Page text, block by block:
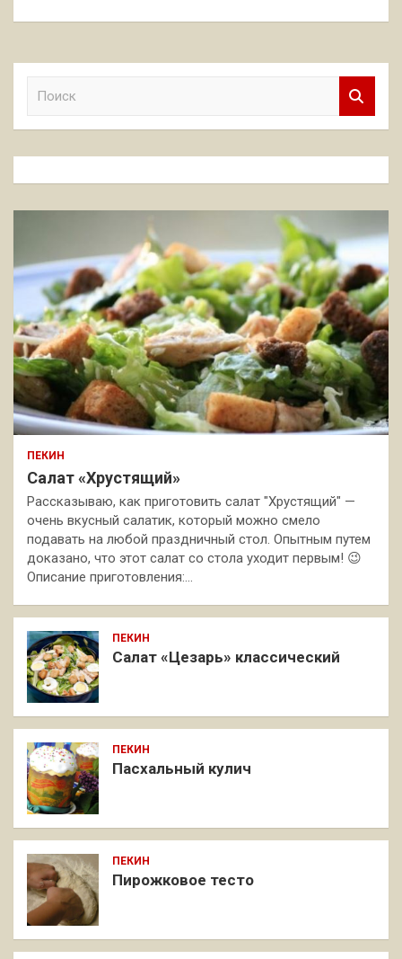
к
ПЕКИН
Салат «Хрустящий»
Рассказываю, как приготовить салат "Хрустящий" —
очень вкусный салатик, который можно смело
подавать на любой праздничный стол. Опытным путем
доказано, что этот салат со стола уходит первым! 😉
Описание приготовления:…
ПЕКИН
Салат «Цезарь» классический
ПЕКИН
Пасхальный кулич
ПЕКИН
Пирожковое тесто